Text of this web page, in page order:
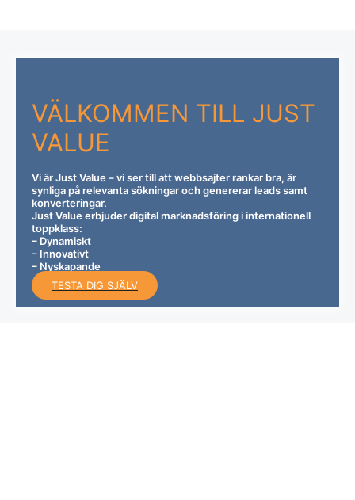
VÄLKOMMEN TILL JUST
VALUE
Vi är Just Value – vi ser till att webbsajter rankar bra, är
synliga på relevanta sökningar och genererar leads samt
konverteringar.
Just Value erbjuder digital marknadsföring i internationell
toppklass:
– Dynamiskt
– Innovativt
– Nyskapande
TESTA DIG SJÄLV